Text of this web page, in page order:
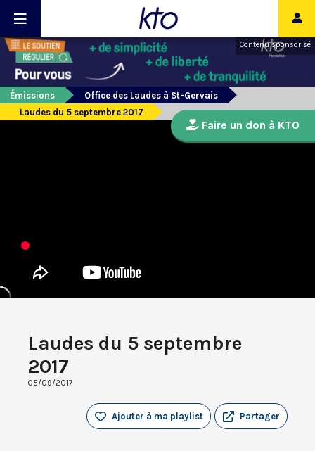
Contenu sponsorisé
Émissions
Office des Laudes à St-Gervais
Laudes du 5 septembre 2017
Laudes du 5 septembre
2017
05/09/2017
Partager
Ajouter à ma playlist
Faire un don à KTO